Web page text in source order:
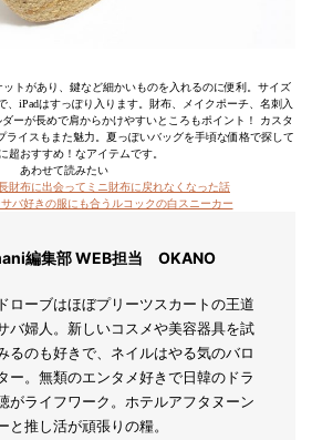
トがあり、鍵など細かいものを入れるのに便利。サイズ
、iPadはすっぽり入ります。財布、メイクポーチ、名刺入
ーが長めで肩からかけやすいところもポイント！ カスタ
ライスもまた魅力。夏っぽいバッグを手頃な価格で探して
超おすすめ！なアイテムです。
あわせて読みたい
財布に出会ってミニ財布に戻れなくなった話
バ好きの服にも合うルコックの白スニーカー
編集部 WEB担当 OKANO
ローブはほぼプリーツスカートの王道
バ婦人。新しいコスメや美容器具を試
るのも好きで、ネイルはやる気のバロ
ー。無類のエンタメ好きで日韓のドラ
がライフワーク。ホテルアフタヌーン
と推し活が頑張りの糧。